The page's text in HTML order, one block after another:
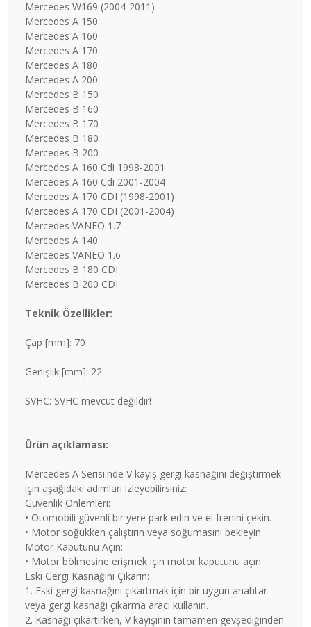
Mercedes W169 (2004-2011)
Mercedes A 150
Mercedes A 160
Mercedes A 170
Mercedes A 180
Mercedes A 200
Mercedes B 150
Mercedes B 160
Mercedes B 170
Mercedes B 180
Mercedes B 200
Mercedes A 160 Cdi 1998-2001
Mercedes A 160 Cdi 2001-2004
Mercedes A 170 CDI (1998-2001)
Mercedes A 170 CDI (2001-2004)
Mercedes VANEO 1.7
Mercedes A 140
Mercedes VANEO 1.6
Mercedes B 180 CDI
Mercedes B 200 CDI
Teknik Özellikler:
Çap [mm]: 70
Genişlik [mm]: 22
SVHC: SVHC mevcut değildir!
Ürün açıklaması:
Mercedes A Serisi'nde V kayış gergi kasnağını değiştirmek
için aşağıdaki adımları izleyebilirsiniz:
Güvenlik Önlemleri:
• Otomobili güvenli bir yere park edin ve el frenini çekin.
• Motor soğukken çalıştırın veya soğumasını bekleyin.
Motor Kaputunu Açın:
• Motor bölmesine erişmek için motor kaputunu açın.
Eski Gergi Kasnağını Çıkarın:
1. Eski gergi kasnağını çıkartmak için bir uygun anahtar
veya gergi kasnağı çıkarma aracı kullanın.
2. Kasnağı çıkartırken, V kayışının tamamen gevşediğinden